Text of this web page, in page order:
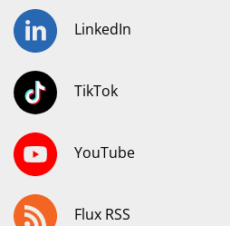
LinkedIn
TikTok
YouTube
Flux RSS